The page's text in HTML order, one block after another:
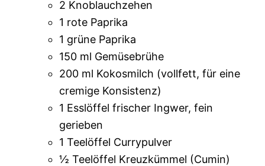
2 Knoblauchzehen
1 rote Paprika
1 grüne Paprika
150 ml Gemüsebrühe
200 ml Kokosmilch (vollfett, für eine
cremige Konsistenz)
1 Esslöffel frischer Ingwer, fein
gerieben
1 Teelöffel Currypulver
½ Teelöffel Kreuzkümmel (Cumin)